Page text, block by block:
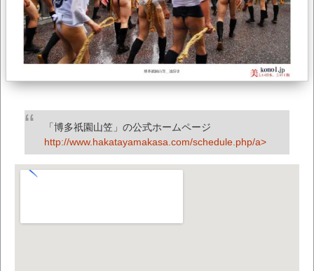
「博多祇園山笠」の公式ホームページ
http://www.hakatayamakasa.com/schedule.php/a>